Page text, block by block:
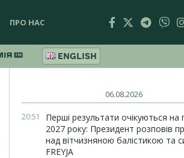
ПРО НАС
ENGLISH
06.08.2026
20:51
Перші результати очікуються на
2027 року: Президент розповів
над вітчизняною балістикою та
FREYJA